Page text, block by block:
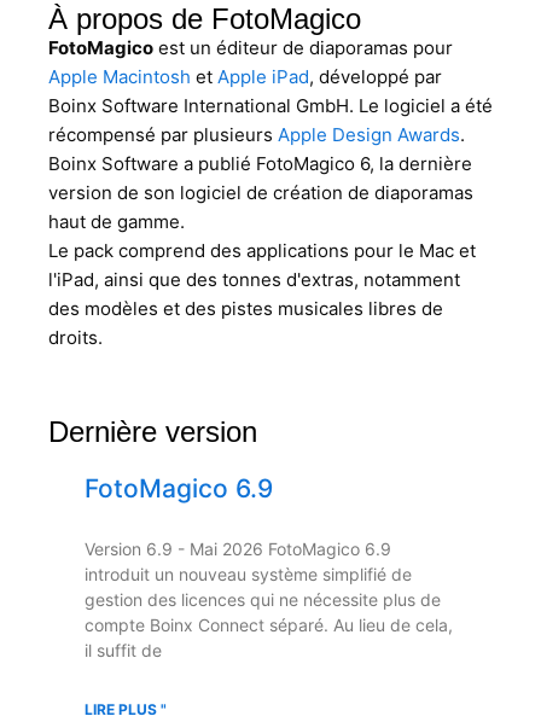
À propos de FotoMagico
FotoMagico est un éditeur de diaporamas pour
Apple Macintosh et Apple iPad, développé par
Boinx Software International GmbH. Le logiciel a été
récompensé par plusieurs Apple Design Awards.
Boinx Software a publié FotoMagico 6, la dernière
version de son logiciel de création de diaporamas
haut de gamme.
Le pack comprend des applications pour le Mac et
l'iPad, ainsi que des tonnes d'extras, notamment
des modèles et des pistes musicales libres de
droits.
Dernière version
FotoMagico 6.9
Version 6.9 - Mai 2026 FotoMagico 6.9
introduit un nouveau système simplifié de
gestion des licences qui ne nécessite plus de
compte Boinx Connect séparé. Au lieu de cela,
il suffit de
LIRE PLUS "